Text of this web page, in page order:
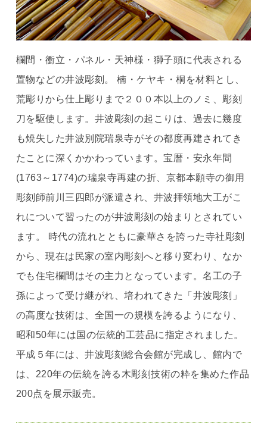
欄間・衝立・パネル・天神様・獅子頭に代表される
置物などの井波彫刻。 楠・ケヤキ・桐を材料とし、
荒彫りから仕上彫りまで２００本以上のノミ、彫刻
刀を駆使します。井波彫刻の起こりは、過去に幾度
も焼失した井波別院瑞泉寺がその都度再建されてき
たことに深くかかわっています。宝暦・安永年間
(1763～1774)の瑞泉寺再建の折、京都本願寺の御用
彫刻師前川三四郎が派遣され、井波拝領地大工がこ
れについて習ったのが井波彫刻の始まりとされてい
ます。 時代の流れとともに豪華さを誇った寺社彫刻
から、現在は民家の室内彫刻へと移り変わり、なか
でも住宅欄間はその主力となっています。名工の子
孫によって受け継がれ、培われてきた「井波彫刻」
の高度な技術は、全国一の規模を誇るようになり、
昭和50年には国の伝統的工芸品に指定されました。
平成５年には、井波彫刻総合会館が完成し、館内で
は、220年の伝統を誇る木彫刻技術の粋を集めた作品
200点を展示販売。